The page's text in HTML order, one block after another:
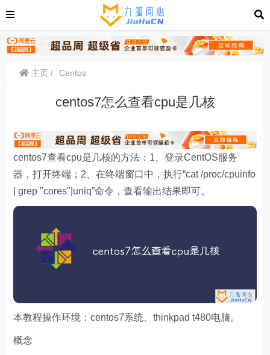
主页 Centos
centos7怎么查看cpu是几核
centos7查看cpu是几核的方法：1、登录CentOS服务
器，打开终端；2、在终端窗口中，执行“cat /proc/cpuinfo
| grep "cores"|uniq”命令，查看输出结果即可。
本教程操作环境：centos7系统、thinkpad t480电脑。
概念